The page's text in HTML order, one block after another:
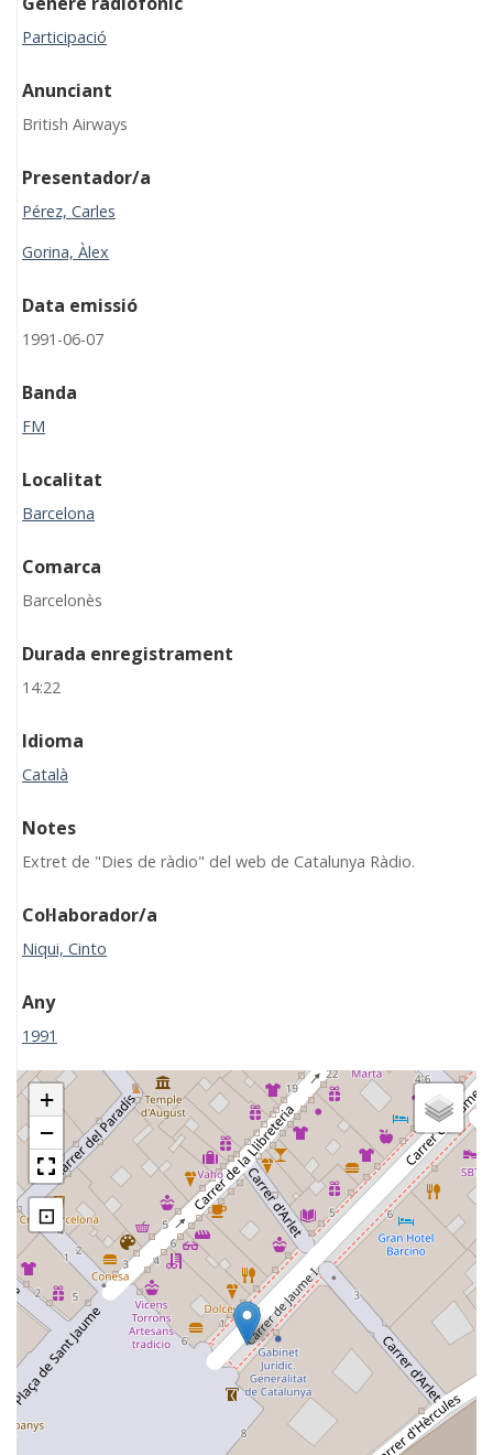
Participació
Anunciant
British Airways
Presentador/a
Pérez, Carles
Gorina, Àlex
Data emissió
1991-06-07
Banda
FM
Localitat
Barcelona
Comarca
Barcelonès
Durada enregistrament
14:22
Idioma
Català
Notes
Extret de "Dies de ràdio" del web de Catalunya Ràdio.
Col·laborador/a
Niqui, Cinto
Any
1991
+
−
⊡